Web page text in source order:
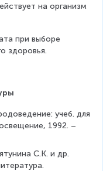
на организм
при выборе
здоровья.
учеб. для
1992. –
С.К. и др.